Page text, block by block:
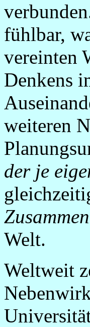
fühlbar,
vereinten
Denkens
weiteren
der je
Welt.
Weltweit